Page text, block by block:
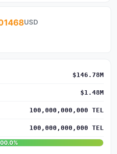
USD
$146.78M
$1.48M
100,000,000,000 TEL
100,000,000,000 TEL